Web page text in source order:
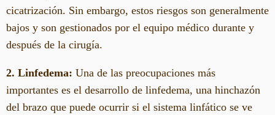
cicatrización. Sin embargo, estos riesgos son generalmente
bajos y son gestionados por el equipo médico durante y
después de la cirugía.
2. Linfedema: Una de las preocupaciones más
importantes es el desarrollo de linfedema, una hinchazón
del brazo que puede ocurrir si el sistema linfático se ve